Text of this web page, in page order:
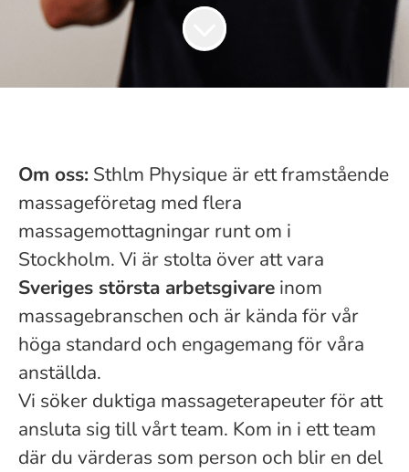
Om oss: Sthlm Physique är ett framstående
massageföretag med flera
massagemottagningar runt om i
Stockholm. Vi är stolta över att vara
Sveriges största arbetsgivare inom
massagebranschen och är kända för vår
höga standard och engagemang för våra
anställda.
Vi söker duktiga massageterapeuter för att
ansluta sig till vårt team. Kom in i ett team
där du värderas som person och blir en del